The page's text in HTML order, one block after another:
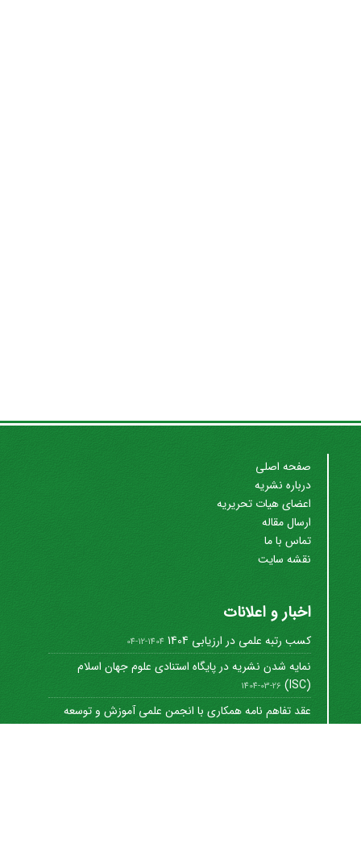
صفحه اصلی
درباره نشریه
اعضای هیات تحریریه
ارسال مقاله
تماس با ما
نقشه سایت
اخبار و اعلانات
کسب رتبه علمی در ارزیابی 1404 1404-12-04
نمایه شدن نشریه در پایگاه استنادی علوم جهان اسلام
(ISC)
1404-03-26
عقد تفاهم نامه همکاری با انجمن علمی آموزش و توسعه
منابع ...